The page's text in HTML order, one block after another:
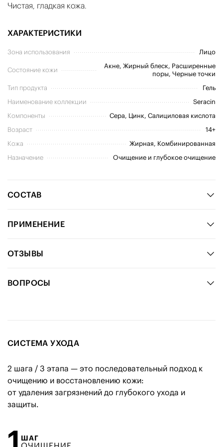
Чистая, гладкая кожа.
ХАРАКТЕРИСТИКИ
Зона использования Лицо
Состояние кожи
Акне, Жирный блеск, Расширенные
поры, Черные точки
Тип продукта
Гель
Наименование коллекции
Seracin
Компоненты
Сера, Цинк, Салициловая кислота
Возраст
14+
Кожа
Жирная, Комбинированная
Назначение
Очищение и глубокое очищение
СОСТАВ
ПРИМЕНЕНИЕ
ОТЗЫВЫ
ВОПРОСЫ
СИСТЕМА УХОДА
2 шага / 3 этапа — это последовательный подход к
очищению и восстановлению кожи:
от удаления загрязнений до глубокого ухода и
защиты.
ШАГ